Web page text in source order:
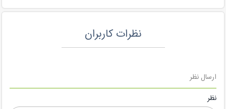
نظرات کاربران
ارسال نظر
نظر